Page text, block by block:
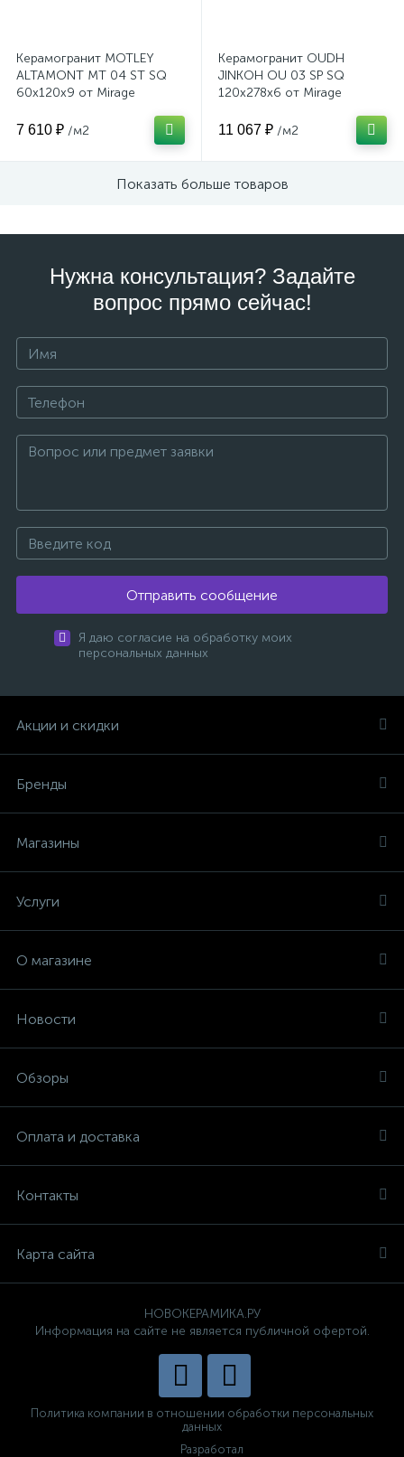
Керамогранит MOTLEY
ALTAMONT MT 04 ST SQ
60x120x9 от Mirage
7 610 ₽ /м2
Керамогранит OUDH
JINKOH OU 03 SP SQ
120x278x6 от Mirage
11 067 ₽ /м2
Показать больше товаров
Нужна консультация? Задайте
вопрос прямо сейчас!
Отправить сообщение
Я даю согласие на обработку моих
персональных данных
Акции и скидки
Бренды
Магазины
Услуги
О магазине
Новости
Обзоры
Оплата и доставка
Контакты
Карта сайта
НОВОКЕРАМИКА.РУ
Информация на сайте не является публичной офертой.
Политика компании в отношении обработки персональных
данных
Разработал